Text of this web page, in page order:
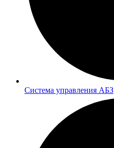
Система управления АБЗ